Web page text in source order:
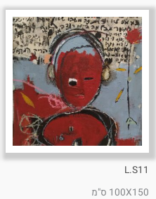
L.S11
100X150 ס"מ